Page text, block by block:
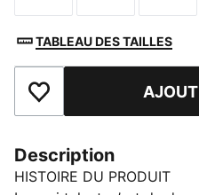
TABLEAU DES TAILLES
Ajouter aux favoris
Description
HISTOIRE DU PRODUIT